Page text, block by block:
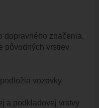
dopravného značenia,
pôvodných vrstiev
vozovky
a podkladovej vrstvy